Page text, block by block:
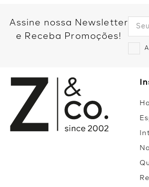
Assine nossa Newsletter
e Receba Promoções!